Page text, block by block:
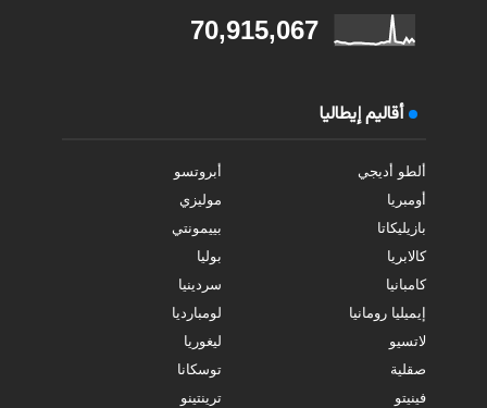
70,915,067
أقاليم إيطاليا
ألطو أديجي
أبروتسو
أومبريا
موليزي
بازيليكاتا
بييمونتي
كالابريا
بوليا
كامبانيا
سردينيا
إيميليا رومانيا
لومبارديا
لاتسيو
ليغوريا
صقلية
توسكانا
فينيتو
ترينتينو